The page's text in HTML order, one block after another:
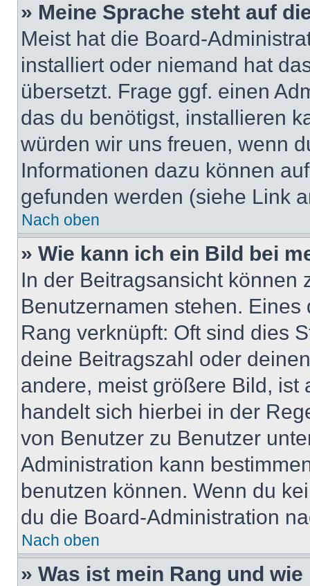
» Meine Sprache steht auf
Meist hat die Board-
installiert oder niemand hat
übersetzt. Frage ggf. einen
das du benötigst, installieren
würden wir uns freuen, wenn
Informationen dazu können
gefunden werden (siehe Link
Nach oben
» Wie kann ich ein Bild bei
In der Beitragsansicht können
Benutzernamen stehen.
Rang verknüpft: Oft sind dies
deine Beitragszahl oder
andere, meist größere Bild, ist
handelt sich hierbei in der
von Benutzer zu Benutzer
Administration kann
benutzen können. Wenn du
du die Board-Administration
Nach oben
» Was ist mein Rang und